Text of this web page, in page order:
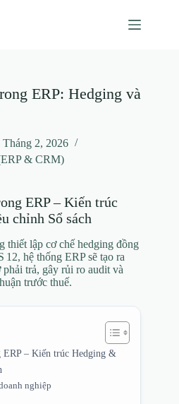
ERP: Hedging và
Tháng 2, 2026
& CRM)
ERP – Kiến trúc
chỉnh Sổ sách
thiết lập cơ chế hedging đồng
hệ thống ERP sẽ tạo ra
trả, gây rủi ro audit và
trước thuế.
– Kiến trúc Hedging &
nghiệp